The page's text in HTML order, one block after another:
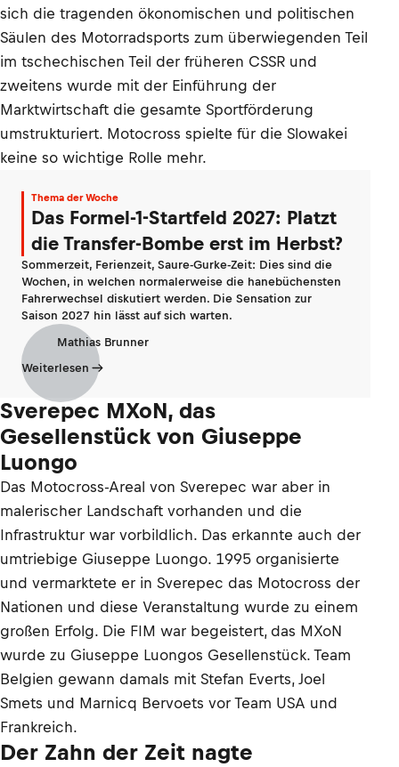
sich die tragenden ökonomischen und politischen
Säulen des Motorradsports zum überwiegenden Teil
im tschechischen Teil der früheren CSSR und
zweitens wurde mit der Einführung der
Marktwirtschaft die gesamte Sportförderung
umstrukturiert. Motocross spielte für die Slowakei
keine so wichtige Rolle mehr.
Thema der Woche
Das Formel-1-Startfeld 2027: Platzt
die Transfer-Bombe erst im Herbst?
Sommerzeit, Ferienzeit, Saure-Gurke-Zeit: Dies sind die
Wochen, in welchen normalerweise die hanebüchensten
Fahrerwechsel diskutiert werden. Die Sensation zur
Saison 2027 hin lässt auf sich warten.
Mathias Brunner
Weiterlesen
Sverepec MXoN, das
Gesellenstück von Giuseppe
Luongo
Das Motocross-Areal von Sverepec war aber in
malerischer Landschaft vorhanden und die
Infrastruktur war vorbildlich. Das erkannte auch der
umtriebige Giuseppe Luongo. 1995 organisierte
und vermarktete er in Sverepec das Motocross der
Nationen und diese Veranstaltung wurde zu einem
großen Erfolg. Die FIM war begeistert, das MXoN
wurde zu Giuseppe Luongos Gesellenstück. Team
Belgien gewann damals mit Stefan Everts, Joel
Smets und Marnicq Bervoets vor Team USA und
Frankreich.
Der Zahn der Zeit nagte